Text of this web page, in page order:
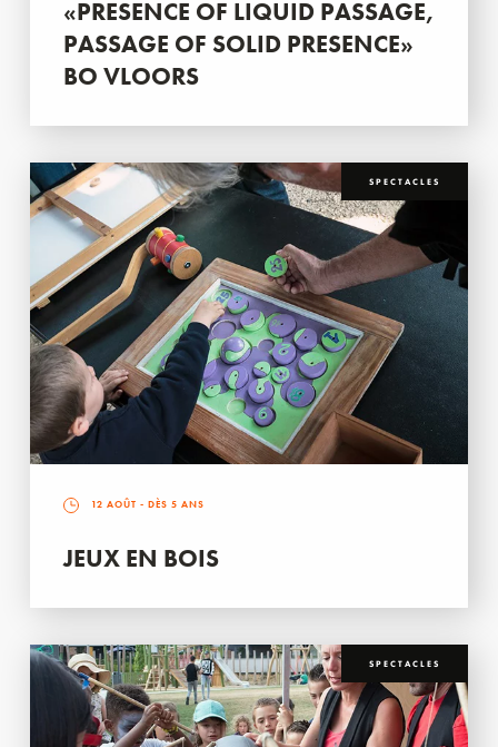
«PRESENCE OF LIQUID PASSAGE,
PASSAGE OF SOLID PRESENCE»
BO VLOORS
SPECTACLES
12 AOÛT - DÈS 5 ANS
JEUX EN BOIS
SPECTACLES